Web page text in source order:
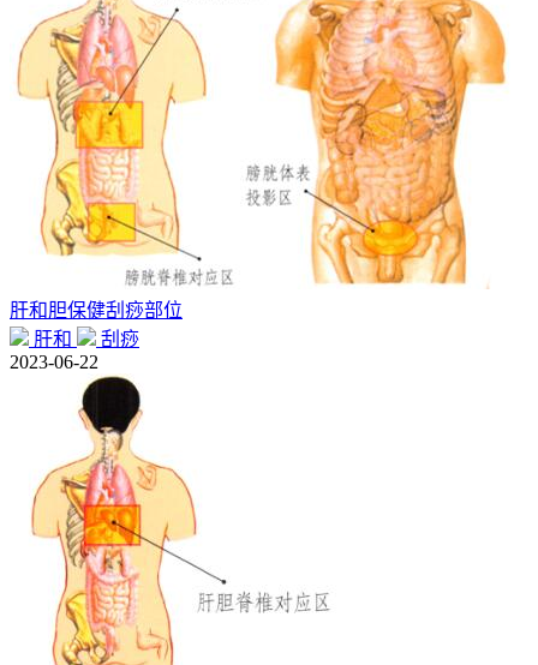
肝和胆保健刮痧部位
肝和
刮痧
2023-06-22